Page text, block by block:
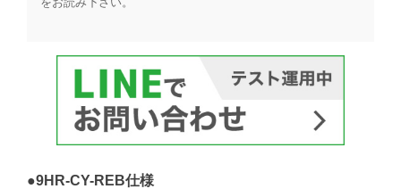
●9HR-CY-REB仕様